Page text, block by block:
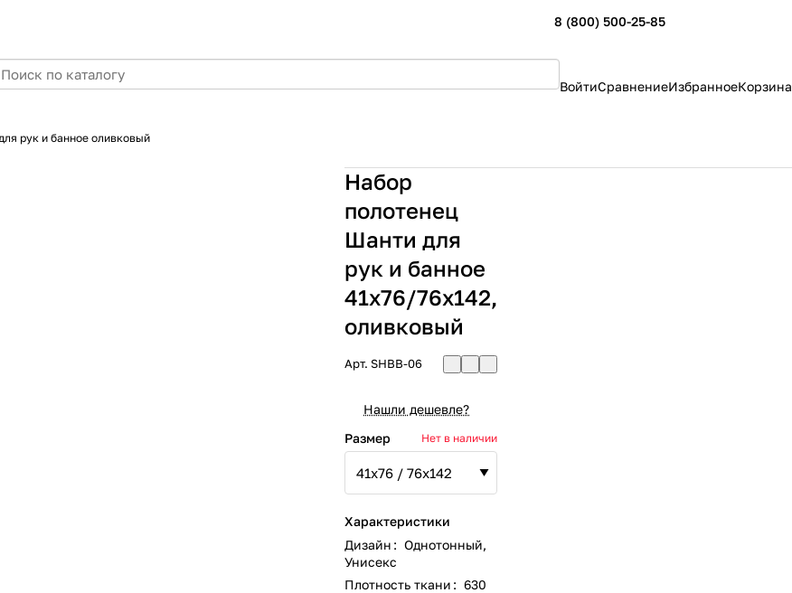
8 (800) 500-25-85
ВойтиСравнениеИзбранноеКорзина
рук и банное оливковый
Набор
полотенец
Шанти для
рук и банное
41x76/76х142,
оливковый
Арт. SHBB-06
Нашли дешевле?
Размер
Нет в наличии
Характеристики
Дизайн : Однотонный,
Унисекс
Плотность ткани : 630